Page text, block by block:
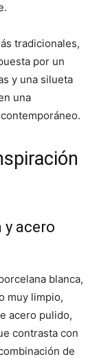
tradicionales,
por un
y una silueta
una
y acero
blanca,
muy limpio,
acero pulido,
contrasta con
de